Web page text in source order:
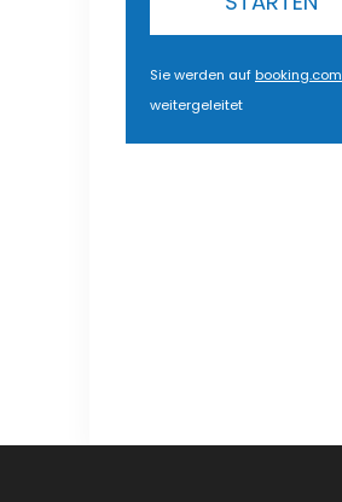
Sie werden aufbooking.com
weitergeleitet